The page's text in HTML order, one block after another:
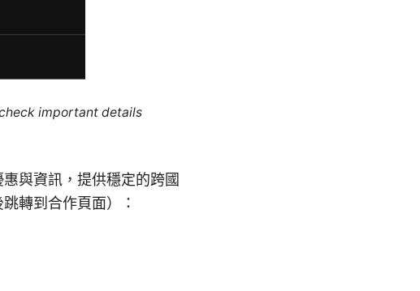
important details
與資訊，提供穩定的跨國
轉到合作頁面）：